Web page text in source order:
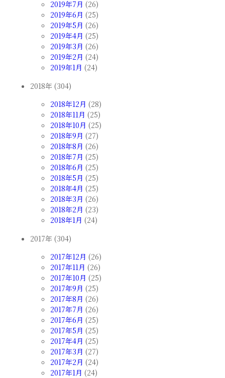
2019年7月 (26)
2019年6月 (25)
2019年5月 (26)
2019年4月 (25)
2019年3月 (26)
2019年2月 (24)
2019年1月 (24)
2018年 (304)
2018年12月 (28)
2018年11月 (25)
2018年10月 (25)
2018年9月 (27)
2018年8月 (26)
2018年7月 (25)
2018年6月 (25)
2018年5月 (25)
2018年4月 (25)
2018年3月 (26)
2018年2月 (23)
2018年1月 (24)
2017年 (304)
2017年12月 (26)
2017年11月 (26)
2017年10月 (25)
2017年9月 (25)
2017年8月 (26)
2017年7月 (26)
2017年6月 (25)
2017年5月 (25)
2017年4月 (25)
2017年3月 (27)
2017年2月 (24)
2017年1月 (24)